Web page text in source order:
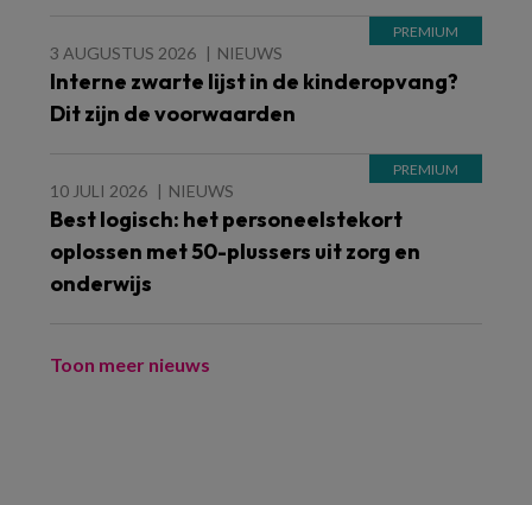
3 AUGUSTUS 2026 NIEUWS
Interne zwarte lijst in de kinderopvang?
Dit zijn de voorwaarden
10 JULI 2026 NIEUWS
Best logisch: het personeelstekort
oplossen met 50-plussers uit zorg en
onderwijs
Toon meer nieuws